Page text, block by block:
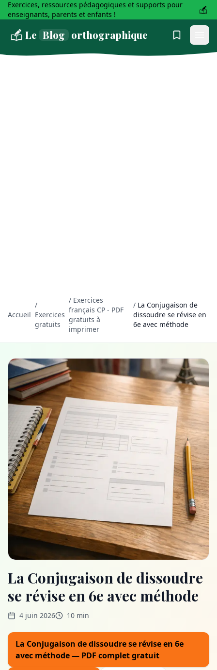
Exercices, ressources pédagogiques et supports pour
enseignants, parents et enfants !
Le Blog orthographique
Accueil
/
Exercices
gratuits
/ Exercices
français CP - PDF
gratuits à
imprimer
/ La Conjugaison de
dissoudre se révise en
6e avec méthode
La Conjugaison de dissoudre
se révise en 6e avec méthode
4 juin 2026 10 min
La Conjugaison de dissoudre se révise en 6e
avec méthode — PDF complet gratuit